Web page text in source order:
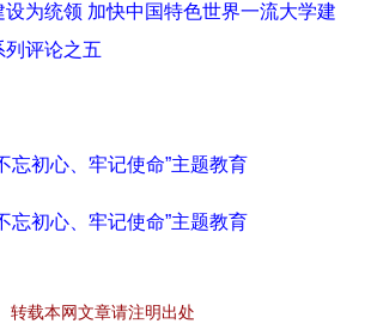
设为统领 加快中国特色世界一流大学建
评论之五
忘初心、牢记使命”主题教育
忘初心、牢记使命”主题教育
转载本网文章请注明出处